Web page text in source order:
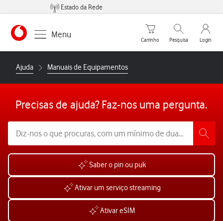
Estado da Rede
https://www.vodafone.pt
Menu
Carrinho de compras
Carrinho
Pesquisar
Pesquisa
My
Login
Ajuda Manuais de Equipamentos
Precisas de ajuda? Faz-nos uma pergunta.
Saber o pin ou puk
Ativar um serviço streaming
Ativar eSIM